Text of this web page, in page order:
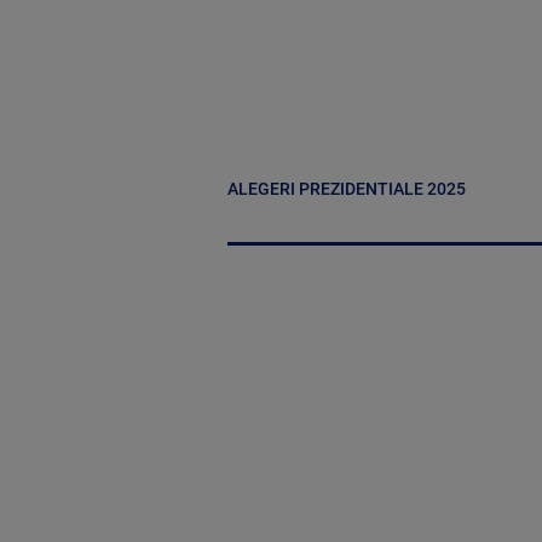
ALEGERI PREZIDENTIALE 2025